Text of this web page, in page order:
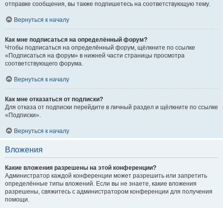
отправке сообщения, вы также подпишетесь на соответствующую тему.
Вернуться к началу
Как мне подписаться на определённый форум?
Чтобы подписаться на определённый форум, щёлкните по ссылке
«Подписаться на форум» в нижней части страницы просмотра
соответствующего форума.
Вернуться к началу
Как мне отказаться от подписки?
Для отказа от подписки перейдите в личный раздел и щёлкните по ссылке
«Подписки».
Вернуться к началу
Вложения
Какие вложения разрешены на этой конференции?
Администратор каждой конференции может разрешить или запретить
определённые типы вложений. Если вы не знаете, какие вложения
разрешены, свяжитесь с администратором конференции для получения
помощи.